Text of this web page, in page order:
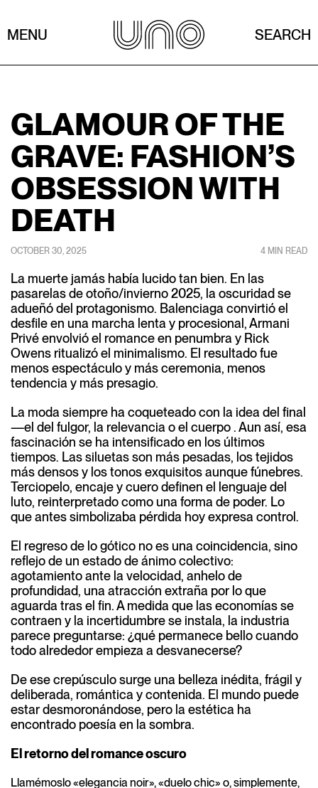
MENU SEARCH
GLAMOUR OF THE
GRAVE: FASHION’S
OBSESSION WITH
DEATH
OCTOBER 30, 2025 4 MIN READ
La muerte jamás había lucido tan bien. En las
pasarelas de otoño/invierno 2025, la oscuridad se
adueñó del protagonismo. Balenciaga convirtió el
desfile en una marcha lenta y procesional, Armani
Privé envolvió el romance en penumbra y Rick
Owens ritualizó el minimalismo. El resultado fue
menos espectáculo y más ceremonia, menos
tendencia y más presagio.
La moda siempre ha coqueteado con la idea del final
—el del fulgor, la relevancia o el cuerpo . Aun así, esa
fascinación se ha intensificado en los últimos
tiempos. Las siluetas son más pesadas, los tejidos
más densos y los tonos exquisitos aunque fúnebres.
Terciopelo, encaje y cuero definen el lenguaje del
luto, reinterpretado como una forma de poder. Lo
que antes simbolizaba pérdida hoy expresa control.
El regreso de lo gótico no es una coincidencia, sino
reflejo de un estado de ánimo colectivo:
agotamiento ante la velocidad, anhelo de
profundidad, una atracción extraña por lo que
aguarda tras el fin. A medida que las economías se
contraen y la incertidumbre se instala, la industria
parece preguntarse: ¿qué permanece bello cuando
todo alrededor empieza a desvanecerse?
De ese crepúsculo surge una belleza inédita, frágil y
deliberada, romántica y contenida. El mundo puede
estar desmoronándose, pero la estética ha
encontrado poesía en la sombra.
El retorno del romance oscuro
Llamémoslo «elegancia noir», «duelo chic» o, simplemente,